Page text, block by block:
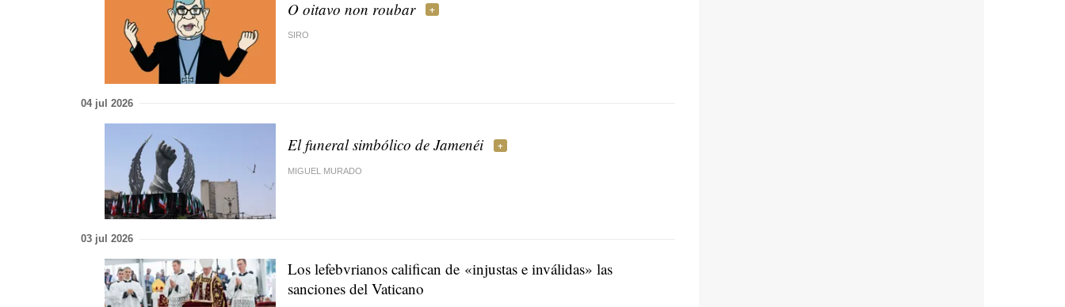
O oitavo non roubar
SIRO
04 jul 2026
El funeral simbólico de Jamenéi
MIGUEL MURADO
03 jul 2026
Los lefebvrianos califican de «injustas e inválidas» las
sanciones del Vaticano